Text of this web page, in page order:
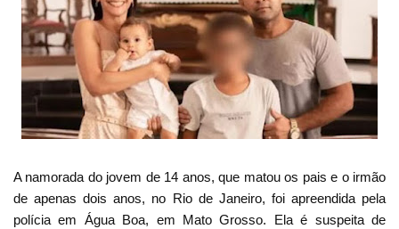
A namorada do jovem de 14 anos, que matou os pais e o irmão
de apenas dois anos, no Rio de Janeiro, foi apreendida pela
polícia em Água Boa, em Mato Grosso. Ela é suspeita de